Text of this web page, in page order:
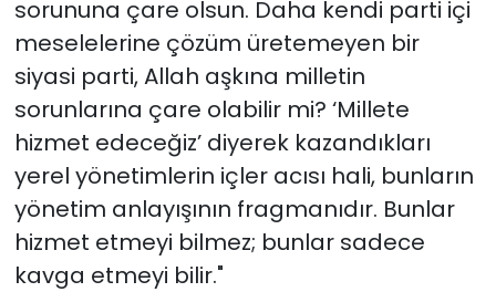
sorununa çare olsun. Daha kendi parti içi
meselelerine çözüm üretemeyen bir
siyasi parti, Allah aşkına milletin
sorunlarına çare olabilir mi? ‘Millete
hizmet edeceğiz’ diyerek kazandıkları
yerel yönetimlerin içler acısı hali, bunların
yönetim anlayışının fragmanıdır. Bunlar
hizmet etmeyi bilmez; bunlar sadece
kavga etmeyi bilir."